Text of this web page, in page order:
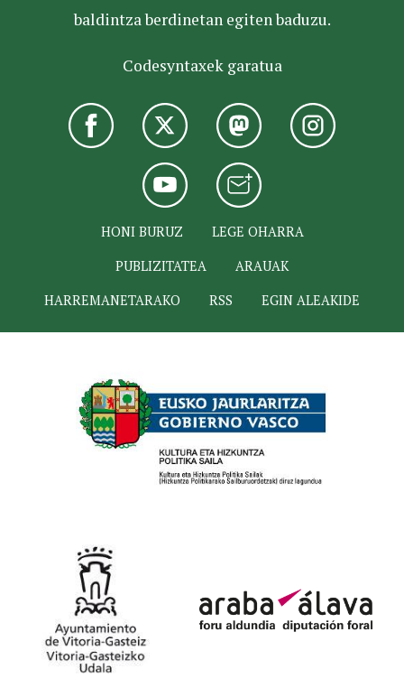
baldintza berdinetan egiten baduzu.
Codesyntaxek garatua
HONI BURUZ
LEGE OHARRA
PUBLIZITATEA
ARAUAK
HARREMANETARAKO
RSS EGIN ALEAKIDE